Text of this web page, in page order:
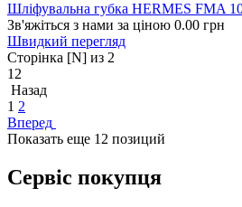
Шліфувальна губка HERMES FMA
Зв'яжіться з нами за ціною 0.00 грн
Швидкий перегляд
Сторінка [N] из 2
12
Назад
1 2
Вперед
Показать еще 12 позиций
Сервіс покупця